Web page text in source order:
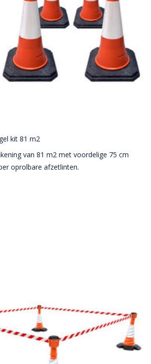
kit 81 m2
van 81 m2 met voordelige 75 cm
oprolbare afzetlinten.